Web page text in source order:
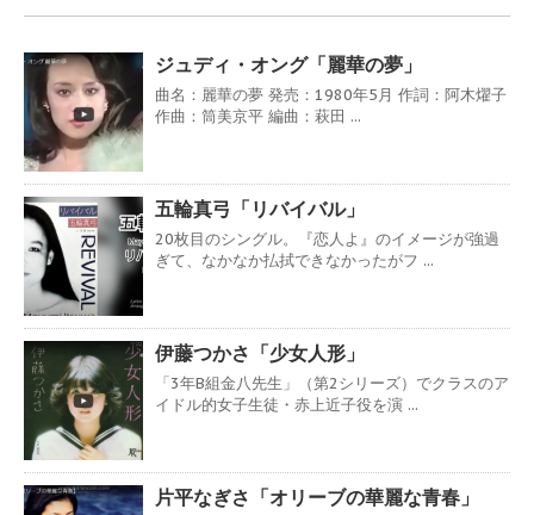
ジュディ・オング「麗華の夢」
曲名：麗華の夢 発売：1980年5月 作詞：阿木燿子
作曲：筒美京平 編曲：萩田 ...
五輪真弓「リバイバル」
20枚目のシングル。『恋人よ』のイメージが強過
ぎて、なかなか払拭できなかったがフ ...
伊藤つかさ「少女人形」
「3年B組金八先生」（第2シリーズ）でクラスのア
イドル的女子生徒・赤上近子役を演 ...
片平なぎさ「オリーブの華麗な青春」